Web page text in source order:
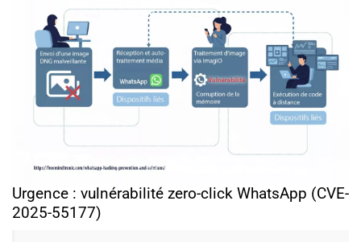
Urgence : vulnérabilité zero-click WhatsApp (CVE-
2025-55177)